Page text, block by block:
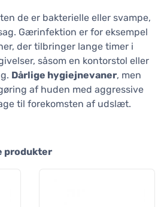
de er bakterielle eller svampe,
Gærinfektion er for eksempel
der tilbringer lange timer i
såsom en kontorstol eller
Dårlige hygiejnevaner, men
af huden med aggressive
til forekomsten af udslæt.
produkter